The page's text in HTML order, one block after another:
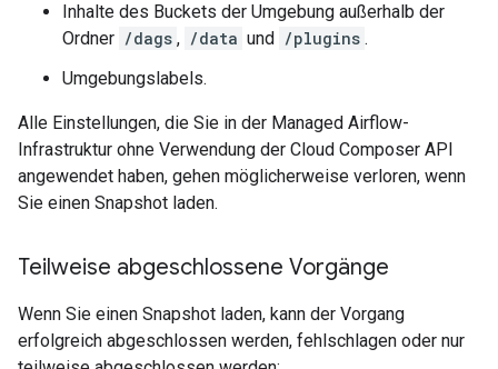
Inhalte des Buckets der Umgebung außerhalb der
Ordner /dags , /data und /plugins .
Umgebungslabels.
Alle Einstellungen, die Sie in der Managed Airflow-
Infrastruktur ohne Verwendung der Cloud Composer API
angewendet haben, gehen möglicherweise verloren, wenn
Sie einen Snapshot laden.
Teilweise abgeschlossene Vorgänge
Wenn Sie einen Snapshot laden, kann der Vorgang
erfolgreich abgeschlossen werden, fehlschlagen oder nur